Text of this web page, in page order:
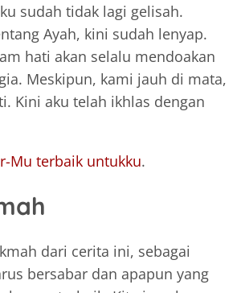
sudah tidak lagi gelisah.
Ayah, kini sudah lenyap.
hati akan selalu mendoakan
Meskipun, kami jauh di mata,
Kini aku telah ikhlas dengan
Mu terbaik untukku.
dari cerita ini, sebagai
bersabar dan apapun yang